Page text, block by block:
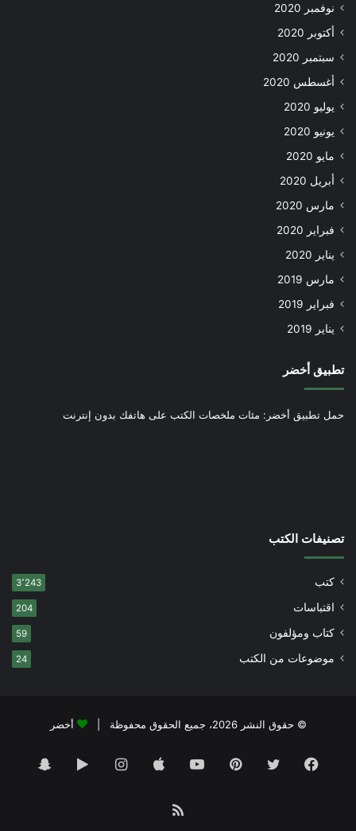
نوفمبر 2020
أكتوبر 2020
سبتمبر 2020
أغسطس 2020
يوليو 2020
يونيو 2020
مايو 2020
أبريل 2020
مارس 2020
فبراير 2020
يناير 2020
مارس 2019
فبراير 2019
يناير 2019
تطبيق أخضر
حمل تطبيق أخضر: مئات ملخصات الكتب على هاتفك بدون إنترنت
تصنيفات الكتب
كتب 3٬243
اقتباسات 204
كتاب ومؤلفون 59
موضوعات من الكتب 24
© حقوق النشر 2026، جميع الحقوق محفوظة | أخضر
فيسبوك تويتر بينتيريستيوتيوب انستقرام‏Google
ملخص